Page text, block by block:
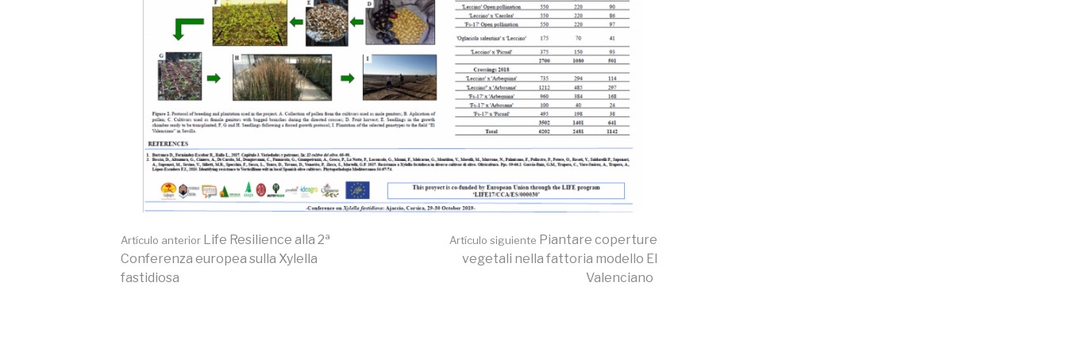
Seguir
Artículo anterior Life Resilience alla 2ª
Conferenza europea sulla Xylella
fastidiosa
Artículo siguiente Piantare coperture
vegetali nella fattoria modello El
Valenciano